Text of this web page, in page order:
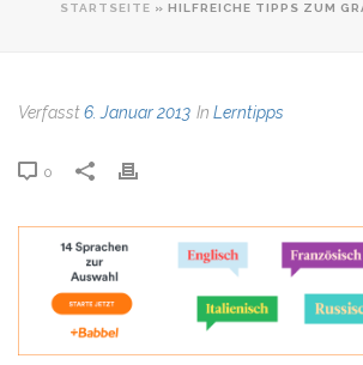
STARTSEITE » HILFREICHE TIPPS ZUM
Verfasst6. Januar 2013 In Lerntipps
0